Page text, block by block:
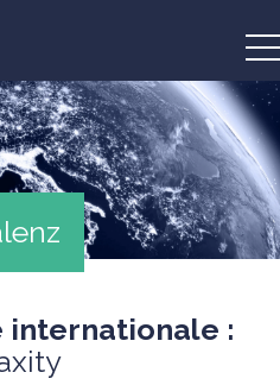
internationale :